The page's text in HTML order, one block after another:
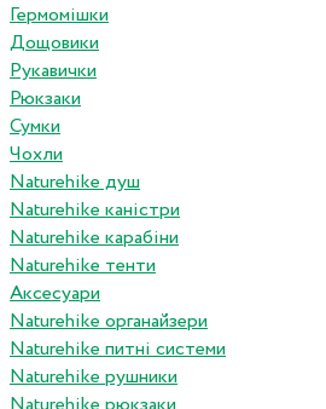
Гермомішки
Дощовики
Рукавички
Рюкзаки
Сумки
Чохли
Naturehike душ
Naturehike каністри
Naturehike карабіни
Naturehike тенти
Аксесуари
Naturehike органайзери
Naturehike питні системи
Naturehike рушники